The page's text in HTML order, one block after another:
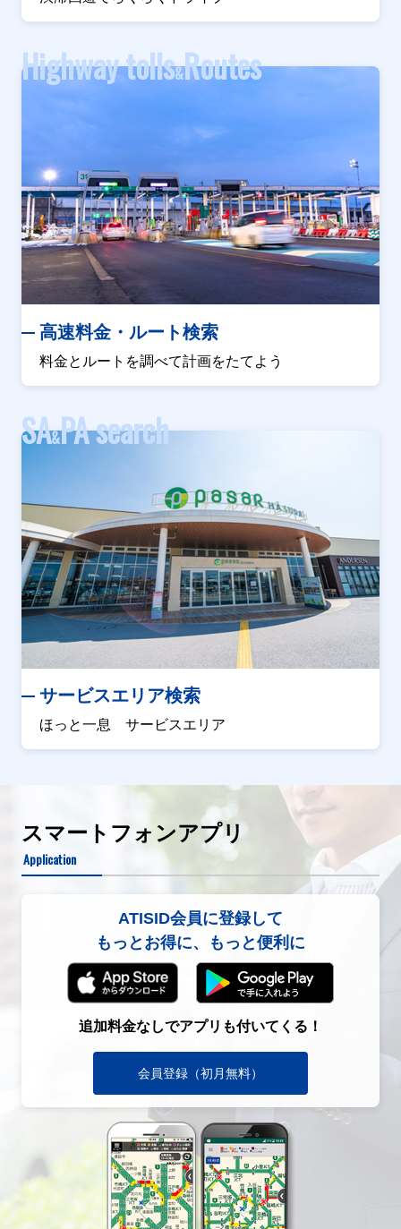
Highway tolls&Routes
高速料金・ルート検索
料金とルートを調べて計画をたてよう
SA&PA search
サービスエリア検索
ほっと一息 サービスエリア
スマートフォンアプリ
Application
ATISID会員に登録して
もっとお得に、もっと便利に
追加料金なしでアプリも付いてくる！
会員登録（初月無料）